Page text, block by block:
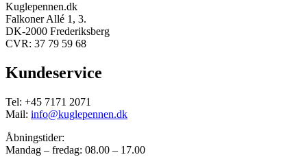
Kuglepennen.dk
Falkoner Allé 1, 3.
DK-2000 Frederiksberg
CVR: 37 79 59 68
Kundeservice
Tel: +45 7171 2071
Mail: info@kuglepennen.dk
Åbningstider:
Mandag – fredag: 08.00 – 17.00